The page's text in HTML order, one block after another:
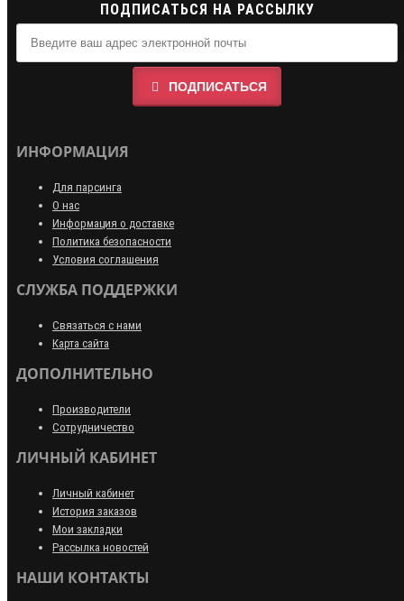
ПОДПИСАТЬСЯ НА РАССЫЛКУ
ПОДПИСАТЬСЯ
ИНФОРМАЦИЯ
Для парсинга
О нас
Информация о доставке
Политика безопасности
Условия соглашения
СЛУЖБА ПОДДЕРЖКИ
Связаться с нами
Карта сайта
ДОПОЛНИТЕЛЬНО
Производители
Сотрудничество
ЛИЧНЫЙ КАБИНЕТ
Личный кабинет
История заказов
Мои закладки
Рассылка новостей
НАШИ КОНТАКТЫ